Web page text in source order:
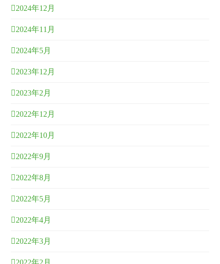
2024年12月
2024年11月
2024年5月
2023年12月
2023年2月
2022年12月
2022年10月
2022年9月
2022年8月
2022年5月
2022年4月
2022年3月
2022年2月